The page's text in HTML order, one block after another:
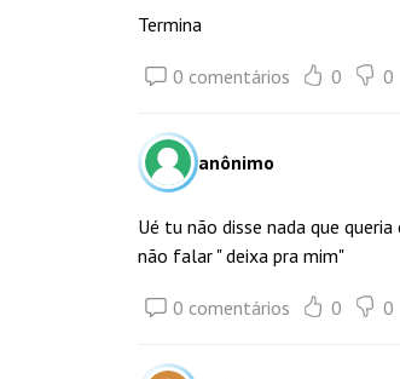
Termina
0 comentários 0 0
anônimo
Ué tu não disse nada que
não falar " deixa pra mim"
0 comentários 0 0